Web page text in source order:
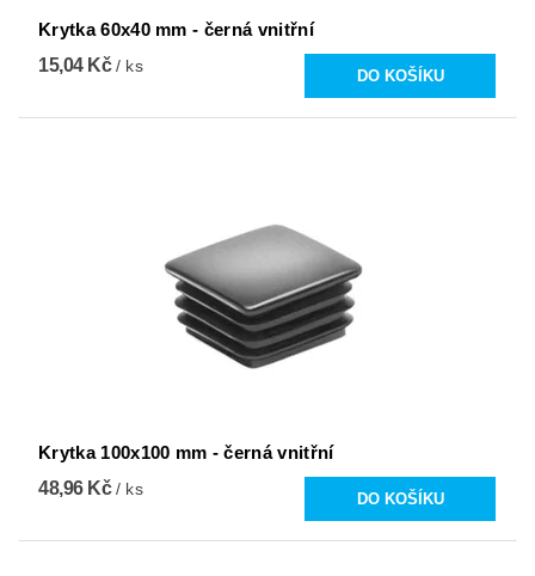
Krytka 60x40 mm - černá vnitřní
15,04 Kč/ ks
Krytka 100x100 mm - černá vnitřní
48,96 Kč/ ks